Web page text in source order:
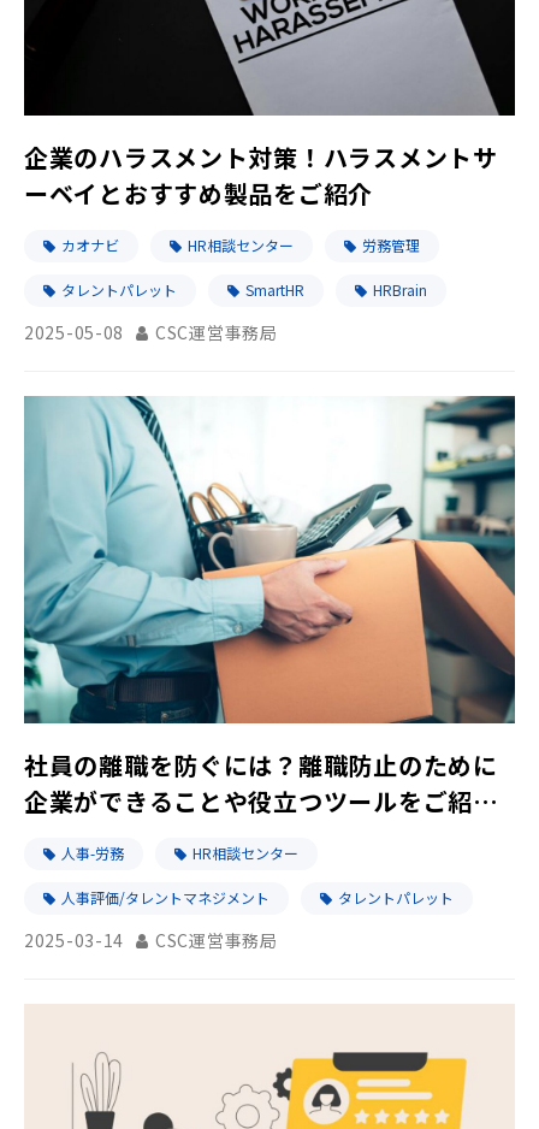
企業のハラスメント対策！ハラスメントサ
ーベイとおすすめ製品をご紹介
カオナビ HR相談センター 労務管理
タレントパレット SmartHR HRBrain
2025-05-08 CSC運営事務局
社員の離職を防ぐには？離職防止のために
企業ができることや役立つツールをご紹
人事-労務 HR相談センター
人事評価/タレントマネジメント タレントパレット
2025-03-14 CSC運営事務局